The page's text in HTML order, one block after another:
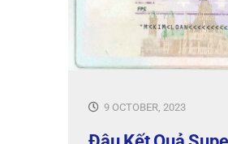
9 OCTOBER, 2023